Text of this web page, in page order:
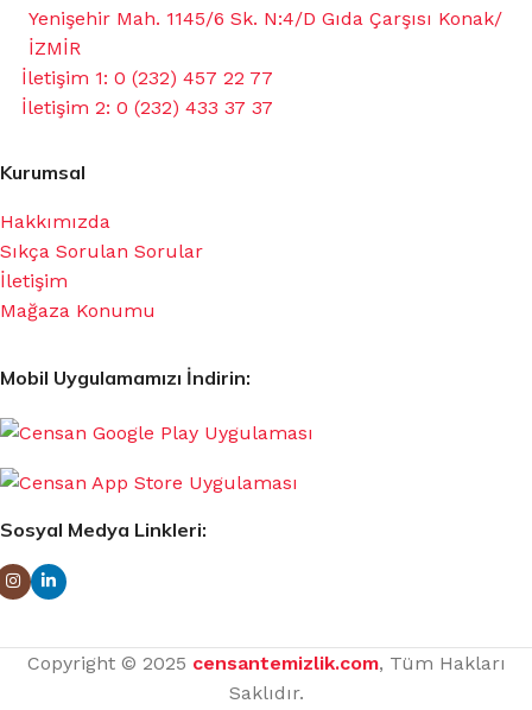
Yenişehir Mah. 1145/6 Sk. N:4/D Gıda Çarşısı Konak/
İZMİR
İletişim 1: 0 (232) 457 22 77
İletişim 2: 0 (232) 433 37 37
Kurumsal
Hakkımızda
Sıkça Sorulan Sorular
İletişim
Mağaza Konumu
Mobil Uygulamamızı İndirin:
Sosyal Medya Linkleri:
Copyright © 2025 censantemizlik.com, Tüm Hakları
Saklıdır.